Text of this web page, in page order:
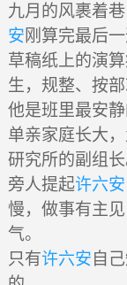
九月的风裹着
安刚算完最后
草稿纸上的演
生，规整、按
他是班里最安静
单亲家庭长大
研究所的副组长
旁人提起许六安
慢，做事有主
气。
只有许六安 自